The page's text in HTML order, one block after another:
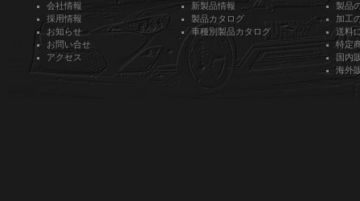
会社情報
採用情報
お知らせ
お問い合せ
アクセス
新製品情報
製品カタログ
車種別製品カタログ
製品
加工
送料
特定
国内
海外